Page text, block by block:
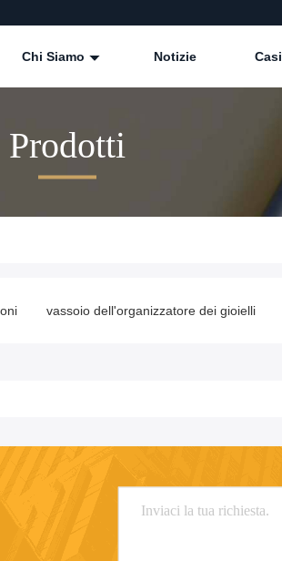
Chi Siamo Notizie Casi
Prodotti
vassoio dell'organizzatore dei gioielli